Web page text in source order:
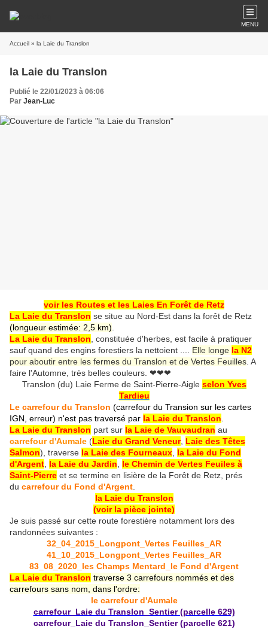
MENU
Accueil » la Laie du Translon
la Laie du Translon
Publié le 22/01/2023 à 06:06
Par Jean-Luc
voir les Routes et les Laies En Forêt de Retz
La Laie du Translon se situe au Nord-Est dans la forêt de Retz
(longueur estimée: 2,5 km)
La Laie du Translon , constituée d'herbes, est facile à pratiquer
sauf quand des engins forestiers la nettoient .... Elle longe la N2
pour aboutir entre les fermes du Translon et de Vertes Feuilles . A
faire l'Automne, très belles couleurs. ❤❤❤
Translon (du) Laie Ferme de Saint-Pierre-Aigle selon Yves
Tardieu
Le carrefour du Translon (carrefour du Transion sur les cartes
IGN, erreur) n'est pas traversé par la Laie du Translon
La Laie du Translon part sur la Laie de Vauvaudran au
carrefour d'Aumale (Laie du Grand Veneur, Laie des Têtes
Salmon), traverse la Laie des Fourneaux la Laie du Fond
d'Argent la Laie du Jardin
le Chemin de Vertes Feuiles à
Saint-Pierre et se termine en lisière de la Forêt de Retz, prés
du carrefour du Fond d'Argent
la Laie du Translon
(voir la pièce jointe)
Je suis passé sur cette route forestière notamment lors des
randonnées suivantes :
32_04_2015_Longpont_Vertes Feuilles_AR
41_10_2015_Longpont_Vertes Feuilles_AR
83_08_2020_les Champs Mentard_le Fond d'Argent
La Laie du Translon traverse 3 carrefours nommés et des
carrefours sans nom, dans l'ordre:
le carrefour d'Aumale
carrefour_Laie du Translon_Sentier (parcelle 629)
carrefour_Laie du Translon_Sentier (parcelle 621)